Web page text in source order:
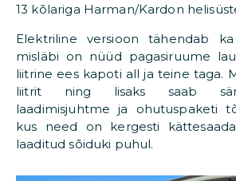
13 kõlariga Harman/Kardon
Elektriline versioon tähendab
misläbi on nüüd pagasiruume
liitrine ees kapoti all ja teine taga.
liitrit ning lisaks saab
laadimisjuhtme ja ohutuspaketi
kus need on kergesti
laaditud sõiduki puhul.